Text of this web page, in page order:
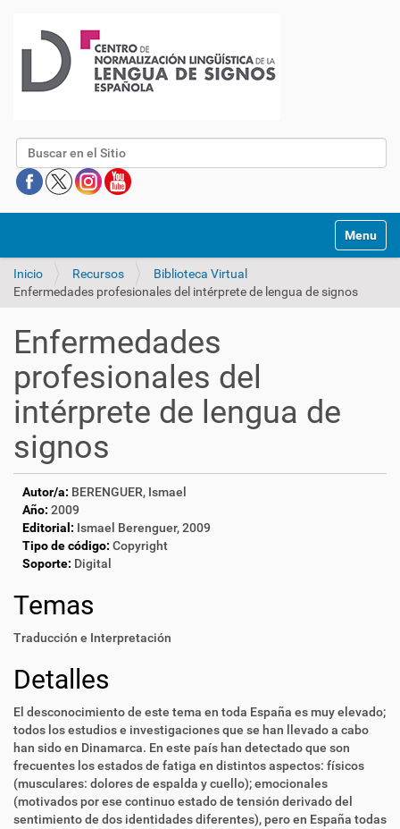
Buscar
Mostrar/
Inicio Recursos
Biblioteca Virtual
Enfermedades profesionales del intérprete de lengua de signos
Enfermedades
profesionales del
intérprete de lengua de
signos
Autor/a: BERENGUER, Ismael
Año: 2009
Editorial: Ismael Berenguer, 2009
Tipo de código: Copyright
Soporte: Digital
Temas
Traducción e Interpretación
Detalles
El desconocimiento de este tema en toda España es muy elevado;
todos los estudios e investigaciones que se han llevado a cabo
han sido en Dinamarca. En este país han detectado que son
frecuentes los estados de fatiga en distintos aspectos: físicos
(musculares: dolores de espalda y cuello); emocionales
(motivados por ese continuo estado de tensión derivado del
sentimiento de dos identidades diferentes), pero en España todas